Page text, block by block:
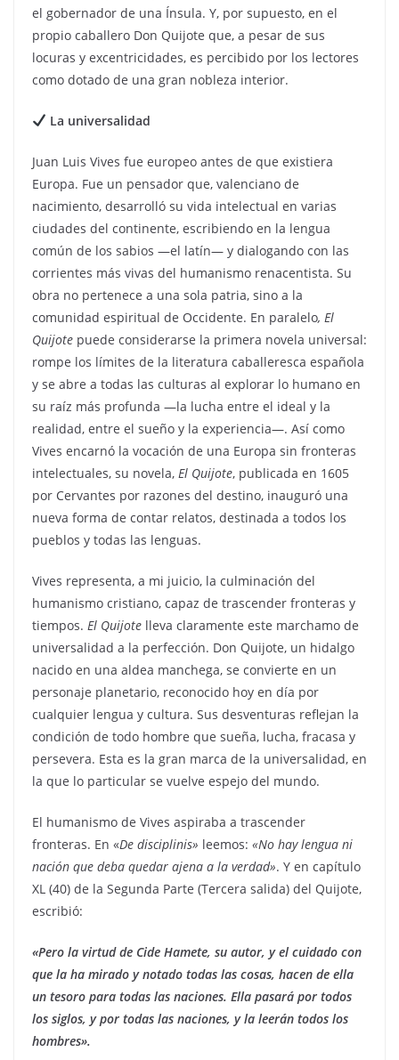
el gobernador de una Ínsula. Y, por supuesto, en el
propio caballero Don Quijote que, a pesar de sus
locuras y excentricidades, es percibido por los lectores
como dotado de una gran nobleza interior.
La universalidad
Juan Luis Vives fue europeo antes de que existiera
Europa. Fue un pensador que, valenciano de
nacimiento, desarrolló su vida intelectual en varias
ciudades del continente, escribiendo en la lengua
común de los sabios —el latín— y dialogando con las
corrientes más vivas del humanismo renacentista. Su
obra no pertenece a una sola patria, sino a la
comunidad espiritual de Occidente. En paralelo, El
Quijote puede considerarse la primera novela universal:
rompe los límites de la literatura caballeresca española
y se abre a todas las culturas al explorar lo humano en
su raíz más profunda —la lucha entre el ideal y la
realidad, entre el sueño y la experiencia—. Así como
Vives encarnó la vocación de una Europa sin fronteras
intelectuales, su novela, El Quijote, publicada en 1605
por Cervantes por razones del destino, inauguró una
nueva forma de contar relatos, destinada a todos los
pueblos y todas las lenguas.
Vives representa, a mi juicio, la culminación del
humanismo cristiano, capaz de trascender fronteras y
tiempos. El Quijote lleva claramente este marchamo de
universalidad a la perfección. Don Quijote, un hidalgo
nacido en una aldea manchega, se convierte en un
personaje planetario, reconocido hoy en día por
cualquier lengua y cultura. Sus desventuras reflejan la
condición de todo hombre que sueña, lucha, fracasa y
persevera. Esta es la gran marca de la universalidad, en
la que lo particular se vuelve espejo del mundo.
El humanismo de Vives aspiraba a trascender
fronteras. En «De disciplinis» leemos: «No hay lengua ni
nación que deba quedar ajena a la verdad». Y en capítulo
XL (40) de la Segunda Parte (Tercera salida) del Quijote,
escribió:
«Pero la virtud de Cide Hamete, su autor, y el cuidado con
que la ha mirado y notado todas las cosas, hacen de ella
un tesoro para todas las naciones. Ella pasará por todos
los siglos, y por todas las naciones, y la leerán todos los
hombres».